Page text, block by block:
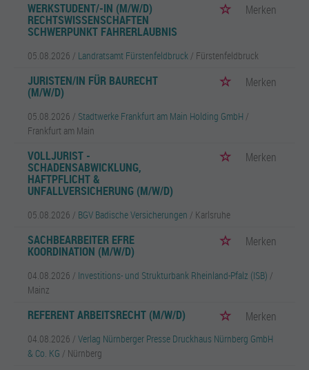
WERKSTUDENT/-IN (M/W/D)
RECHTSWISSENSCHAFTEN
SCHWERPUNKT FAHRERLAUBNIS
Merken
05.08.2026 / Landratsamt Fürstenfeldbruck / Fürstenfeldbruck
JURISTEN/IN FÜR BAURECHT
(M/W/D)
Merken
05.08.2026 / Stadtwerke Frankfurt am Main Holding GmbH /
Frankfurt am Main
VOLLJURIST -
SCHADENSABWICKLUNG,
HAFTPFLICHT &
UNFALLVERSICHERUNG (M/W/D)
Merken
05.08.2026 / BGV Badische Versicherungen / Karlsruhe
SACHBEARBEITER EFRE
KOORDINATION (M/W/D)
Merken
04.08.2026 / Investitions- und Strukturbank Rheinland-Pfalz (ISB) /
Mainz
REFERENT ARBEITSRECHT (M/W/D) Merken
04.08.2026 / Verlag Nürnberger Presse Druckhaus Nürnberg GmbH
& Co. KG / Nürnberg